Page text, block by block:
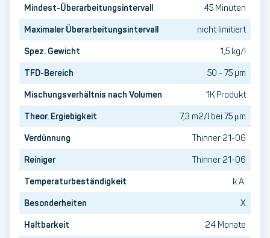
Mindest-Überarbeitungsintervall
45 Minuten
Maximaler Überarbeitungsintervall
nicht limitiert
Spez. Gewicht
1,5 kg/l
TFD-Bereich
50 - 75 µm
Mischungsverhältnis nach Volumen
1K Produkt
Theor. Ergiebigkeit
7,3 m2/l bei 75 μm
Verdünnung
Thinner 21-06
Reiniger
Thinner 21-06
Temperaturbeständigkeit
k.A.
Besonderheiten
X
Haltbarkeit
24 Monate